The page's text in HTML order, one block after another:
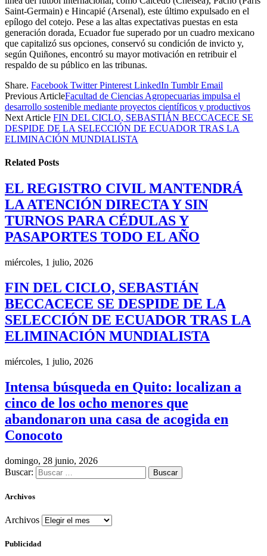
Saint-Germain) e Hincapié (Arsenal), este último expulsado en el
epílogo del cotejo. Pese a las altas expectativas puestas en esta
generación dorada, Ecuador fue superado por un cuadro mexicano
que capitalizó sus opciones, conservó su condición de invicto y,
según Quiñones, encontró su mayor motivación en retribuir el
respaldo de su público en las tribunas.
Share. Facebook Twitter Pinterest LinkedIn Tumblr Email
Previous ArticleFacultad de Ciencias Agropecuarias impulsa el
desarrollo sostenible mediante proyectos científicos y productivos
Next Article FIN DEL CICLO, SEBASTIÁN BECCACECE SE
DESPIDE DE LA SELECCIÓN DE ECUADOR TRAS LA
ELIMINACIÓN MUNDIALISTA
Related Posts
EL REGISTRO CIVIL MANTENDRÁ
LA ATENCIÓN DIRECTA Y SIN
TURNOS PARA CÉDULAS Y
PASAPORTES TODO EL AÑO
miércoles, 1 julio, 2026
FIN DEL CICLO, SEBASTIÁN
BECCACECE SE DESPIDE DE LA
SELECCIÓN DE ECUADOR TRAS LA
ELIMINACIÓN MUNDIALISTA
miércoles, 1 julio, 2026
Intensa búsqueda en Quito: localizan a
cinco de los ocho menores que
abandonaron una casa de acogida en
Conocoto
domingo, 28 junio, 2026
Buscar:
Archivos
Archivos
Publicidad